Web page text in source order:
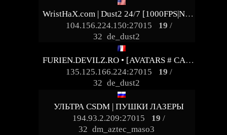
WristHaX.com | Dust2 24/7 [1000FPS|NYC]
104.156.224.150:27015
19 /
32 de_dust2
FURIEN.DEVILZ.RO • [AVATARS # CASINO # BATTLEPASS]
135.125.166.224:27015
19 /
32 de_dust2
УЛЬТРА CSDM | ПУШКИ ЛАЗЕРЫ
194.93.2.209:27015
19 /
32 dm_aztec_maso3